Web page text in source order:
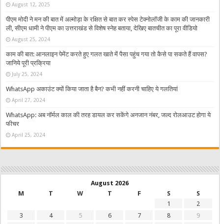
August 12, 2025
पीएम मोदी ने मन की बात में अल्मोड़ा के रक्षित से बात कर स्पेस टेक्नोलॉजी के काम की जानकारी
ली, सीएम धामी ने पीएम का उत्तराखंड से विशेष स्नेह बताया, देखिए बातचीत का पूरा वीडियो
August 25, 2024
काम की बात: आनलाइन पेमेंट करते हुए गलत खाते में पैसा पहुंच गया तो कैसे पा सकते हैं वापस?
जानिये पूरी प्रक्रिया
July 25, 2024
WhatsApp अकाउंट क्यों किया जाता है बैन? कभी नहीं करनी चाहिए ये गलतियां
April 27, 2024
WhatsApp: अब नॉर्मल काल की तरह डायल कर सकेंगे अनजान नंबर, जल्द रोलआउट होगा ये
फीचर
April 25, 2024
August 2026
M
T W T F S
S
1
2
3
4 5 6 7 8
9